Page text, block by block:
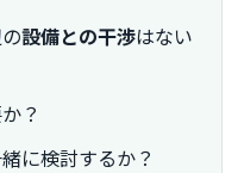
設備との干渉はない
？
に検討するか？